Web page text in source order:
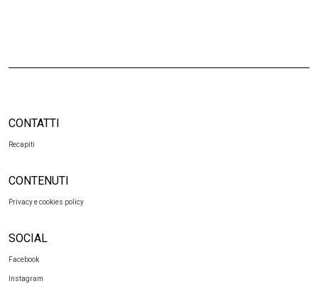
CONTATTI
Recapiti
CONTENUTI
Privacy e cookies policy
SOCIAL
Facebook
Instagram